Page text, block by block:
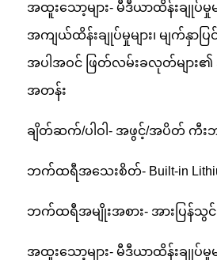
အထူးသော့များ- မီဒီယာထိန်းချုပ်မှု
အကျယ်ထိန်းချုပ်မှုများ၊ မျက်နှာပ
အပါအဝင် ဖြတ်လမ်းခလုတ်များ
အတန်း
ချိတ်ဆက်/ပါဝါ- အဖွင့်/အပိတ် ကီ
ဘက်ထရီအသေးစိတ်- Built-in
ဘက်ထရီအမျိုးအစား- အားပြန်သွ
အထူးသော့များ- မီဒီယာထိန်းချုပ်မှု